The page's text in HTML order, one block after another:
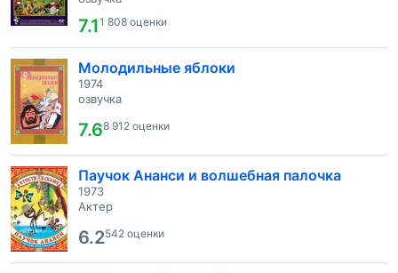
7.11 808 оценки
Молодильные яблоки
1974
озвучка
7.68 912 оценки
Паучок Ананси и волшебная палочка
1973
Актер
6.2542 оценки